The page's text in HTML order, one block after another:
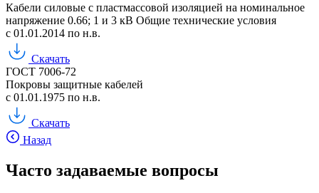
Кабели силовые с пластмассовой изоляцией на номинальное
напряжение 0.66; 1 и 3 кВ Общие технические условия
с 01.01.2014 по н.в.
Скачать
ГОСТ 7006-72
Покровы защитные кабелей
с 01.01.1975 по н.в.
Скачать
Назад
Часто задаваемые вопросы